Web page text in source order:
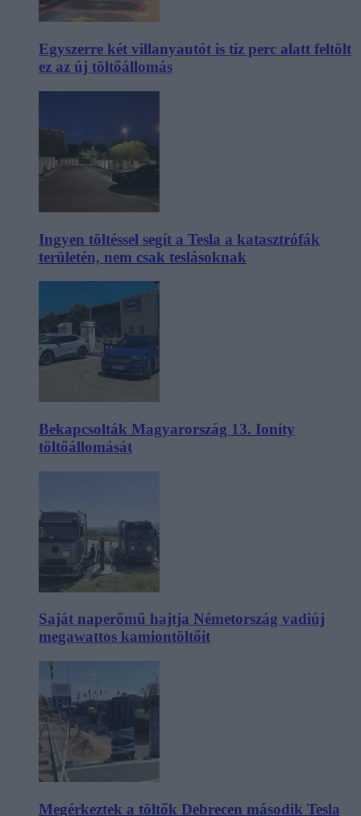
Egyszerre két villanyautót is tíz perc alatt feltölt
ez az új töltőállomás
Ingyen töltéssel segít a Tesla a katasztrófák
területén, nem csak teslásoknak
Bekapcsolták Magyarország 13. Ionity
töltőállomását
Saját naperőmű hajtja Németország vadiúj
megawattos kamiontöltőit
Megérkeztek a töltők Debrecen második Tesla